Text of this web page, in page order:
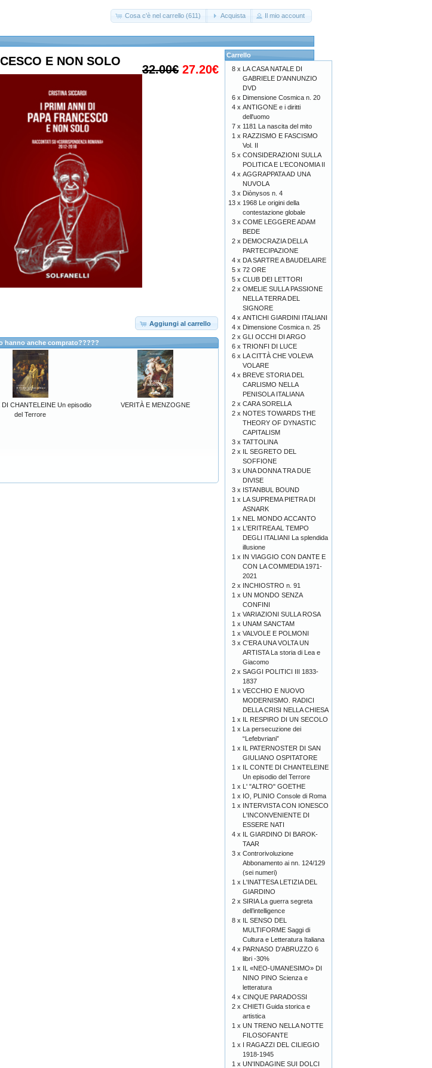
Cosa c'è nel carrello (611) Acquista Il mio account
32.00€ 27.20€
E NON SOLO
Aggiungi al carrello
hanno anche comprato?????
DI CHANTELEINE Un episodio
del Terrore
VERITÀ E MENZOGNE
Carrello
8 x LA CASA NATALE DI
GABRIELE D'ANNUNZIO
DVD
6 x Dimensione Cosmica n. 20
4 x ANTIGONE e i diritti
dell'uomo
7 x 1181 La nascita del mito
1 x RAZZISMO E FASCISMO
Vol. II
5 x CONSIDERAZIONI SULLA
POLITICA E L'ECONOMIA II
4 x AGGRAPPATA AD UNA
NUVOLA
3 x Diònysos n. 4
13 x 1968 Le origini della
contestazione globale
3 x COME LEGGERE ADAM
BEDE
2 x DEMOCRAZIA DELLA
PARTECIPAZIONE
4 x DA SARTRE A BAUDELAIRE
5 x 72 ORE
5 x CLUB DEI LETTORI
2 x OMELIE SULLA PASSIONE
NELLA TERRA DEL
SIGNORE
4 x ANTICHI GIARDINI ITALIANI
4 x Dimensione Cosmica n. 25
2 x GLI OCCHI DI ARGO
6 x TRIONFI DI LUCE
6 x LA CITTÀ CHE VOLEVA
VOLARE
4 x BREVE STORIA DEL
CARLISMO NELLA
PENISOLA ITALIANA
2 x CARA SORELLA
2 x NOTES TOWARDS THE
THEORY OF DYNASTIC
CAPITALISM
3 x TATTOLINA
2 x IL SEGRETO DEL
SOFFIONE
3 x UNA DONNA TRA DUE
DIVISE
3 x ISTANBUL BOUND
1 x LA SUPREMA PIETRA DI
ASNARK
1 x NEL MONDO ACCANTO
1 x L'ERITREA AL TEMPO
DEGLI ITALIANI La splendida
illusione
1 x IN VIAGGIO CON DANTE E
CON LA COMMEDIA 1971-
2021
2 x INCHIOSTRO n. 91
1 x UN MONDO SENZA
CONFINI
1 x VARIAZIONI SULLA ROSA
1 x UNAM SANCTAM
1 x VALVOLE E POLMONI
3 x C'ERA UNA VOLTA UN
ARTISTA La storia di Lea e
Giacomo
2 x SAGGI POLITICI III 1833-
1837
1 x VECCHIO E NUOVO
MODERNISMO. RADICI
DELLA CRISI NELLA CHIESA
1 x IL RESPIRO DI UN SECOLO
1 x La persecuzione dei
“Lefebvriani”
1 x IL PATERNOSTER DI SAN
GIULIANO OSPITATORE
1 x IL CONTE DI CHANTELEINE
Un episodio del Terrore
1 x L' "ALTRO" GOETHE
1 x IO, PLINIO Console di Roma
1 x INTERVISTA CON IONESCO
L'INCONVENIENTE DI
ESSERE NATI
4 x IL GIARDINO DI BAROK-
TAAR
3 x Controrivoluzione
Abbonamento ai nn. 124/129
(sei numeri)
1 x L'INATTESA LETIZIA DEL
GIARDINO
2 x SIRIA La guerra segreta
dell’intelligence
8 x IL SENSO DEL
MULTIFORME Saggi di
Cultura e Letteratura Italiana
4 x PARNASO D'ABRUZZO 6
libri -30%
1 x IL «NEO-UMANESIMO» DI
NINO PINO Scienza e
letteratura
4 x CINQUE PARADOSSI
2 x CHIETI Guida storica e
artistica
1 x UN TRENO NELLA NOTTE
FILOSOFANTE
1 x I RAGAZZI DEL CILIEGIO
1918-1945
1 x UN'INDAGINE SUI DOLCI